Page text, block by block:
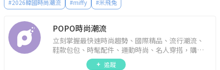
#2026韓國時尚潮流 #miffy #米飛兔
POPO時尚潮流
立刻掌握最快速時尚趨勢、國際精品、流行潮流、
鞋款包包、時髦配件、運動時尚、名人穿搭，購物
追蹤